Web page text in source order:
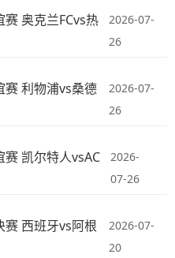
奥克兰FCvs热
2026-07-
26
赛 利物浦vs桑德
2026-07-
26
凯尔特人vsAC
2026-
07-26
西班牙vs阿根
2026-07-
20